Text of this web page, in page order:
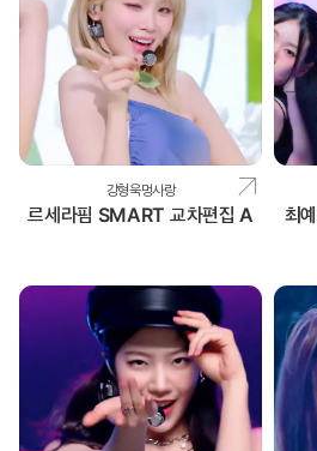
강형욱멍사랑
르세라핌 SMART 교차편집 A
최